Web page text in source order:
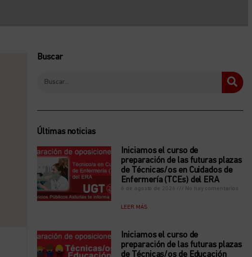
Buscar
Últimas noticias
Iniciamos el curso de
preparación de las futuras plazas
de Técnicas/os en Cuidados de
Enfermería (TCEs) del ERA
6 de agosto de 2026 No hay comentarios
LEER MÁS
Iniciamos el curso de
preparación de las futuras plazas
de Técnicas/os de Educación